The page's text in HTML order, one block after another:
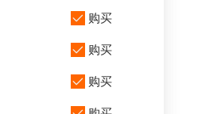
购买
购买
购买